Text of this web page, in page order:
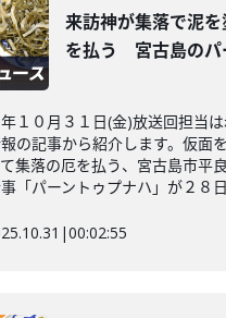
来訪神が集落で泥
を払う 宮古島のパ
１０月３１日(金)放送回担当
の記事から紹介します。仮面
集落の厄を払う、宮古島市平
「パーントゥプナハ」が２８
|00:02:55